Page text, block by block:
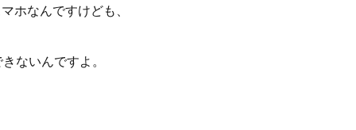
ホなんですけども、
ないんですよ。